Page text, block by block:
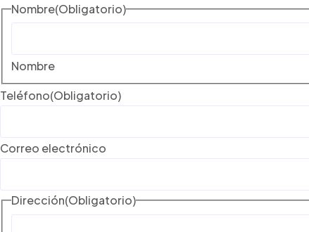
Nombre(Obligatorio)
Nombre
Teléfono(Obligatorio)
Correo electrónico
Dirección(Obligatorio)